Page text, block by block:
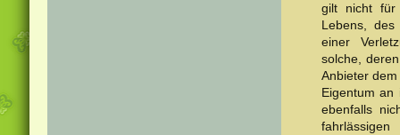
gilt nicht für
Lebens,
einer
solche,
Anbieter
Eigentum an
ebenfalls